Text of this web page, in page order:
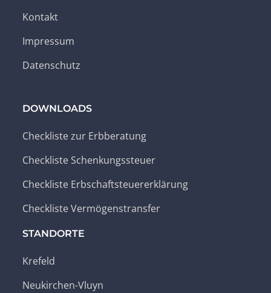
Kontakt
Impressum
Datenschutz
DOWNLOADS
Checkliste zur Erbberatung
Checkliste Schenkungssteuer
Checkliste Erbschaftsteuererklärung
Checkliste Vermögenstransfer
STANDORTE
Krefeld
Neukirchen-Vluyn